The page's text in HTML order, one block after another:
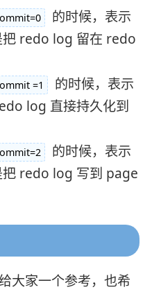
的时候，表示
把 redo log 留在 redo
=1
的时候，表示
log 直接持久化到
的时候，表示
把 redo log 写到 page
大家一个参考，也希